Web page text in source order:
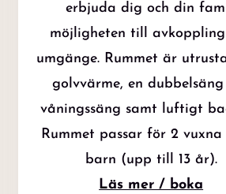
erbjuda dig och din
möjligheten till avkoppling
umgänge. Rummet är
golvvärme, en dubbelsäng
våningssäng samt luftigt
Rummet passar för 2 vuxna
barn (upp till 13 år).
Läs mer / boka